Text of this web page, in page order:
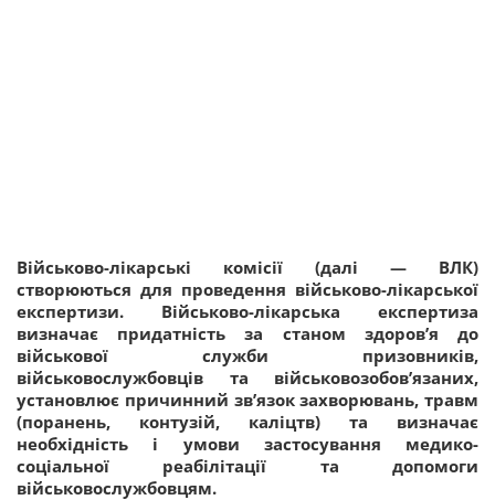
Військово-лікарські комісії (далі — ВЛК)
створюються для проведення військово-лікарської
експертизи. Військово-лікарська експертиза
визначає придатність за станом здоров’я до
військової служби призовників,
військовослужбовців та військовозобов’язаних,
установлює причинний зв’язок захворювань, травм
(поранень, контузій, каліцтв) та визначає
необхідність і умови застосування медико-
соціальної реабілітації та допомоги
військовослужбовцям.